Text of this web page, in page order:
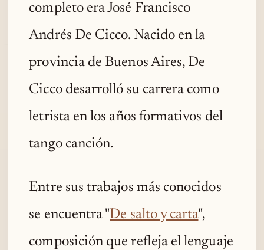
completo era José Francisco
Andrés De Cicco. Nacido en la
provincia de Buenos Aires, De
Cicco desarrolló su carrera como
letrista en los años formativos del
tango canción.
Entre sus trabajos más conocidos
se encuentra "De salto y carta",
composición que refleja el lenguaje